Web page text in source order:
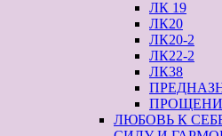
ЛК 19
ЛК20
ЛК20-2
ЛК22-2
ЛК38
ЛЮБОВЬ К